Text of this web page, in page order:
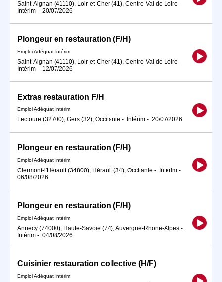
Saint-Aignan (41110), Loir-et-Cher (41), Centre-Val de Loire -
Intérim - 20/07/2026
Plongeur en restauration (F/H)
Emploi Adéquat Intérim
Saint-Aignan (41110), Loir-et-Cher (41), Centre-Val de Loire -
Intérim - 12/07/2026
Extras restauration F/H
Emploi Adéquat Intérim
Lectoure (32700), Gers (32), Occitanie - Intérim - 20/07/2026
Plongeur en restauration (F/H)
Emploi Adéquat Intérim
Clermont-l'Hérault (34800), Hérault (34), Occitanie - Intérim -
06/08/2026
Plongeur en restauration (F/H)
Emploi Adéquat Intérim
Annecy (74000), Haute-Savoie (74), Auvergne-Rhône-Alpes -
Intérim - 04/08/2026
Cuisinier restauration collective (H/F)
Emploi Adéquat Intérim